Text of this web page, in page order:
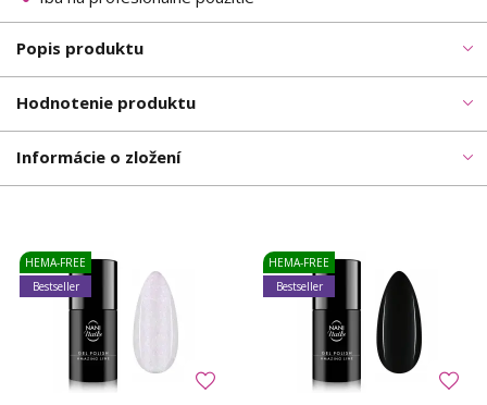
Popis produktu
Hodnotenie produktu
Informácie o zložení
HEMA-FREE
Bestseller
HEMA-FREE
Bestseller